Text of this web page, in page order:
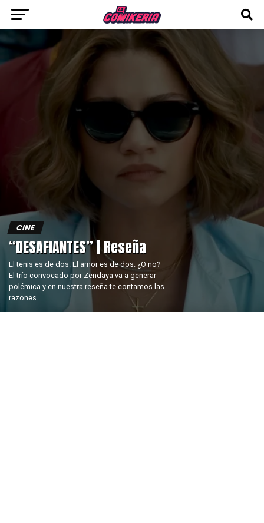
CINE
“DESAFIANTES” | Reseña
El tenis es de dos. El amor es de dos. ¿O no?
El trío convocado por Zendaya va a generar
polémica y en nuestra reseña te contamos las
razones.